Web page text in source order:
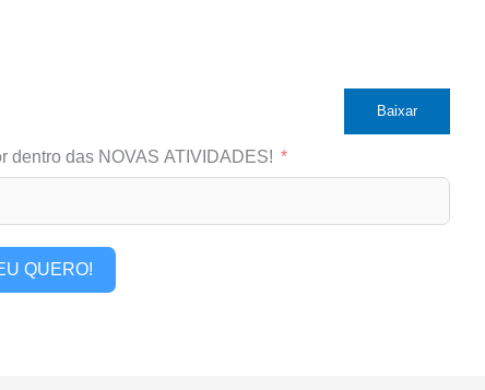
Baixar
dentro das NOVAS ATIVIDADES!
QUERO!